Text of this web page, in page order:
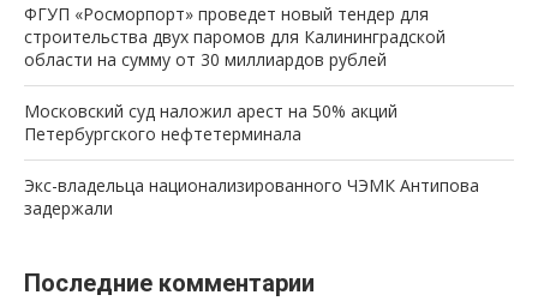
ФГУП «Росморпорт» проведет новый тендер для
строительства двух паромов для Калининградской
области на сумму от 30 миллиардов рублей
Московский суд наложил арест на 50% акций
Петербургского нефтетерминала
Экс-владельца национализированного ЧЭМК Антипова
задержали
Последние комментарии